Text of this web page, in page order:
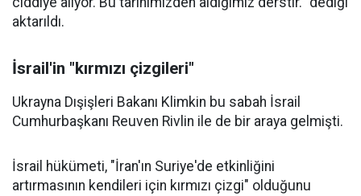
aktarıldı.
İsrail'in "kırmızı çizgileri"
Ukrayna Dışişleri Bakanı Klimkin bu sabah İsrail
Cumhurbaşkanı Reuven Rivlin ile de bir araya gelmişti.
İsrail hükümeti, "İran'ın Suriye'de etkinliğini
artırmasının kendileri için kırmızı çizgi" olduğunu